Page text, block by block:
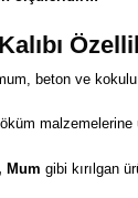
beton ve
malzemelerine
Mum gibi kırılgan